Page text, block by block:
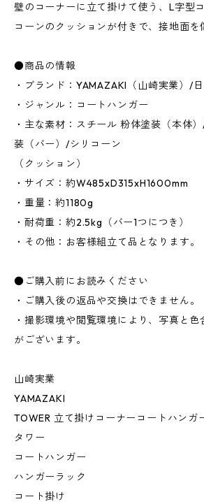
壁のコーナーに立て掛けて使う、L字型
コーンのクッションが付きで、接地面を
●商品の情報
・ブランド：YAMAZAKI（山崎実業）/
・ジャンル：コートハンガー
・主な素材：スチール 粉体塗装（本体
装（バー）/シリコーン
（クッション）
・サイズ：約W485xD315xH1600mm
・重量：約1180g
・耐荷重：約2.5kg（バー1つにつき）
・その他：お客様組立て品となります。
●ご購入前にお読みください
・ご購入後の返品や交換はできません。
・撮影環境や閲覧環境により、写真と
がございます。
山崎実業
YAMAZAKI
TOWER 立て掛けコーナーコートハンガ
タワー
コートハンガー
ハンガーラック
コート掛け